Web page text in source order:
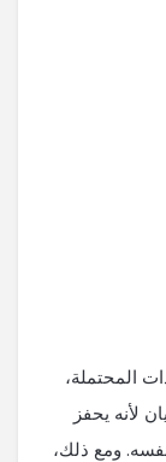
المحتملة،
لأنه يحفز
ومع ذلك،